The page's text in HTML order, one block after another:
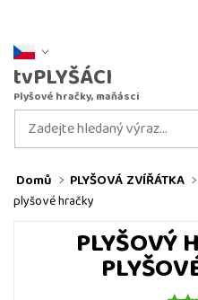
tvPLYŠÁCI
Plyšové hračky, maňásci
Domů PLYŠOVÁ ZVÍŘÁTKA
plyšové hračky
PLYŠOVÝ